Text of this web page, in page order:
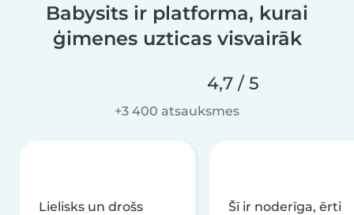
Babysits ir platforma, kurai
ģimenes uzticas visvairāk
4,7 / 5
+3 400 atsauksmes
Lielisks un drošs
Šī ir noderīga, ērti